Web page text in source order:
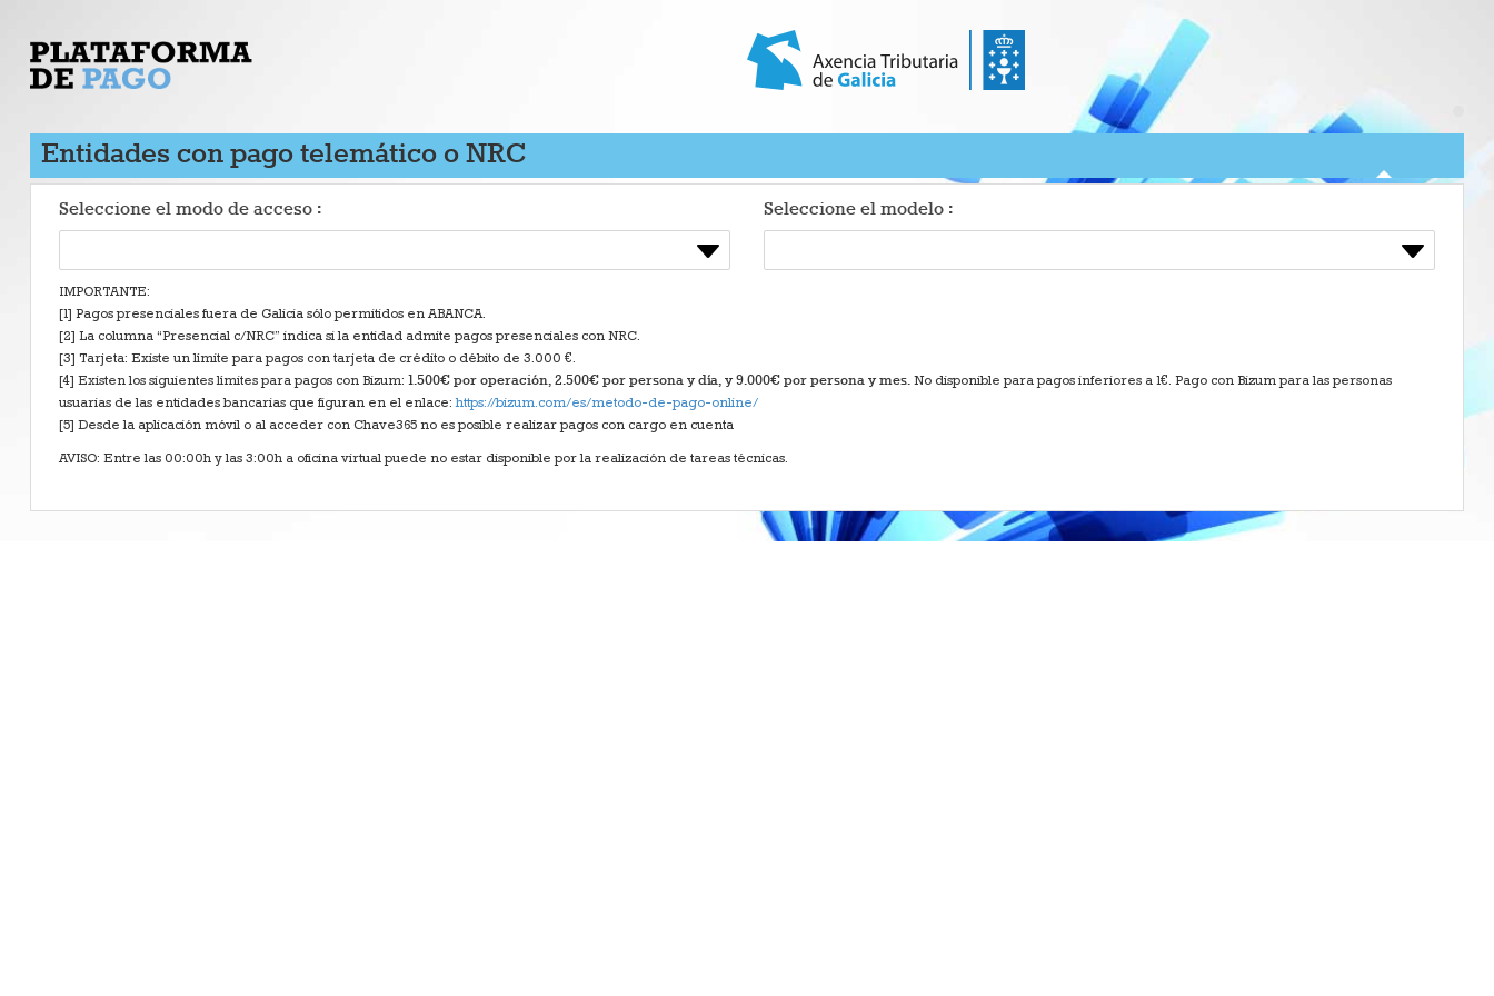
Entidades con pago telemático o NRC
Seleccione el modo de acceso : Seleccione el modelo :
IMPORTANTE:
[1] Pagos presenciales fuera de Galicia sólo permitidos en ABANCA.
[2] La columna “Presencial c/NRC” indica si la entidad admite pagos presenciales con NRC.
[3] Tarjeta: Existe un límite para pagos con tarjeta de crédito o débito de 3.000 €.
[4] Existen los siguientes límites para pagos con Bizum: 1.500€ por operación, 2.500€ por persona y día, y 9.000€ por persona y mes.No disponible para pagos inferiores a 1€. Pago con Bizum para las personas
usuarias de las entidades bancarias que figuran en el enlace:https://bizum.com/es/metodo-de-pago-online/
[5] Desde la aplicación móvil o al acceder con Chave365 no es posible realizar pagos con cargo en cuenta
AVISO: Entre las 00:00h y las 3:00h a oficina virtual puede no estar disponible por la realización de tareas técnicas.